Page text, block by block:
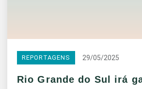
REPORTAGENS 29/05/2025
Rio Grande do Sul irá